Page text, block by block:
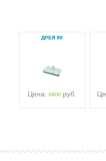
ДРЕЯ 80
Цена: 6800 руб.